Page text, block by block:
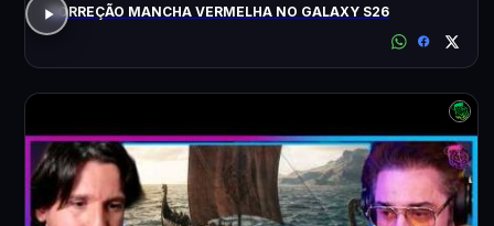
CORREÇÃO MANCHA VERMELHA NO GALAXY S26